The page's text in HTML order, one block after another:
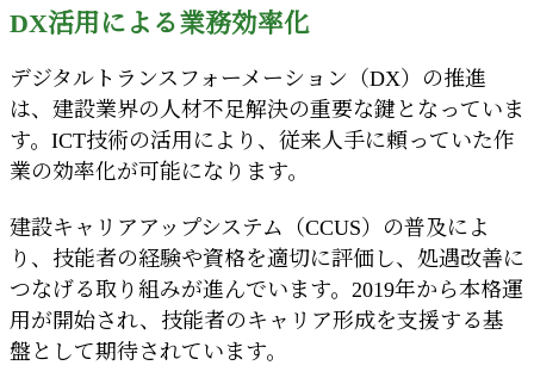
DX活用による業務効率化
デジタルトランスフォーメーション（DX）の推進
は、建設業界の人材不足解決の重要な鍵となっていま
す。ICT技術の活用により、従来人手に頼っていた作
業の効率化が可能になります。
建設キャリアアップシステム（CCUS）の普及によ
り、技能者の経験や資格を適切に評価し、処遇改善に
つなげる取り組みが進んでいます。2019年から本格運
用が開始され、技能者のキャリア形成を支援する基
盤として期待されています。